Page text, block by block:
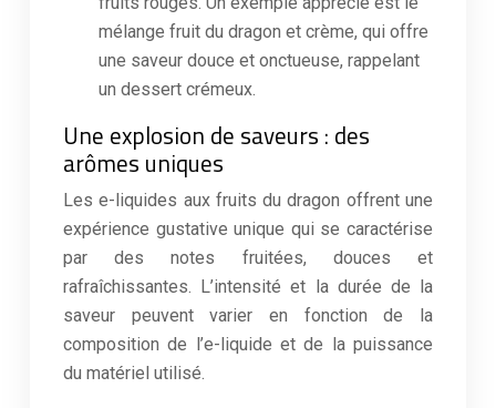
mélange fruit du dragon et crème, qui offre
une saveur douce et onctueuse, rappelant
un dessert crémeux.
Une explosion de saveurs : des
arômes uniques
Les e-liquides aux fruits du dragon offrent une
expérience gustative unique qui se caractérise
par des notes fruitées, douces et
rafraîchissantes. L’intensité et la durée de la
saveur peuvent varier en fonction de la
composition de l’e-liquide et de la puissance
du matériel utilisé.